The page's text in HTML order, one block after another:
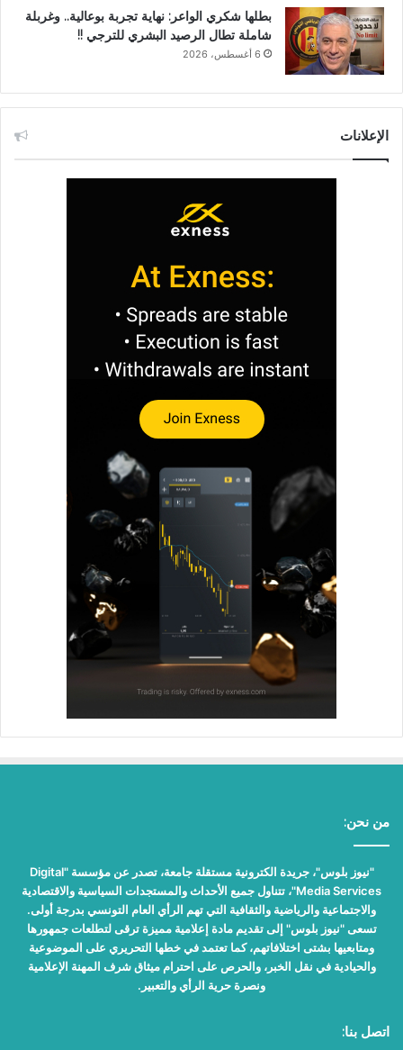
بطلها شكري الواعر: نهاية تجربة بوعالية.. وغربلة
شاملة تطال الرصيد البشري للترجي !!
6 أغسطس، 2026
الإعلانات
من نحن:
"نيوز بلوس"، جريدة الكترونية مستقلة جامعة، تصدر عن مؤسسة "Digital
Media Services"، تتناول جميع الأحداث والمستجدات السياسية والاقتصادية
والاجتماعية والرياضية والثقافية التي تهم الرأي العام التونسي بدرجة أولى.
تسعى "نيوز بلوس" إلى تقديم مادة إعلامية مميزة ترقى لتطلعات جمهورها
ومتابعيها بشتى اختلافاتهم، كما تعتمد في خطها التحريري على الموضوعية
والحيادية في نقل الخبر، والحرص على احترام ميثاق شرف المهنة الإعلامية
ونصرة حرية الرأي والتعبير.
اتصل بنا: